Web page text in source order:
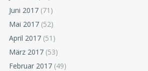
Juni 2017 (71)
Mai 2017 (52)
April 2017 (51)
März 2017 (53)
Februar 2017 (49)